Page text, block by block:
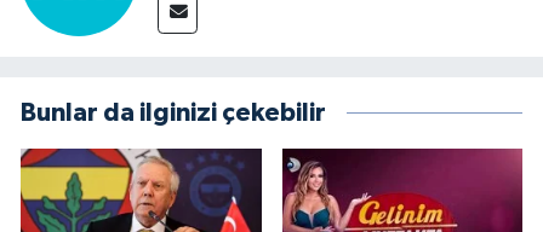
Bunlar da ilginizi çekebilir